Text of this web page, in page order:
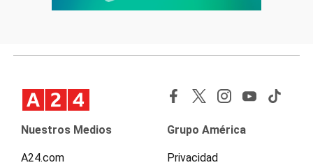
Nuestros Medios
A24.com
Grupo América
Privacidad